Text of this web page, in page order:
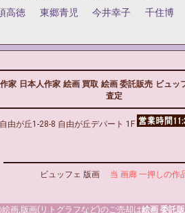
高徳 東郷青児 今井幸子 千住博
家 日本人作家 絵画 買取 絵画 委託販売 ビュッ
査定
由が丘1-28-8 自由が丘デパート 1F
ビュッフェ 版画 当 画廊 一押しの作
絵画,版画(リトグラフなど)のご売却は絵画 委託